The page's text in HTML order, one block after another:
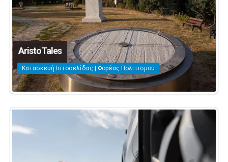
AristoTales
Κατασκευή Ιστοσελίδας | Φορέας Πολιτισμού